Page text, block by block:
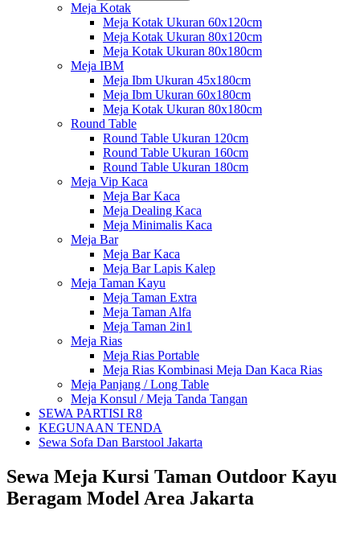
Meja Kotak
Meja Kotak Ukuran 60x120cm
Meja Kotak Ukuran 80x120cm
Meja Kotak Ukuran 80x180cm
Meja IBM
Meja Ibm Ukuran 45x180cm
Meja Ibm Ukuran 60x180cm
Meja Kotak Ukuran 80x180cm
Round Table
Round Table Ukuran 120cm
Round Table Ukuran 160cm
Round Table Ukuran 180cm
Meja Vip Kaca
Meja Bar Kaca
Meja Dealing Kaca
Meja Minimalis Kaca
Meja Bar
Meja Bar Kaca
Meja Bar Lapis Kalep
Meja Taman Kayu
Meja Taman Extra
Meja Taman Alfa
Meja Taman 2in1
Meja Rias
Meja Rias Portable
Meja Rias Kombinasi Meja Dan Kaca Rias
Meja Panjang / Long Table
Meja Konsul / Meja Tanda Tangan
SEWA PARTISI R8
KEGUNAAN TENDA
Sewa Sofa Dan Barstool Jakarta
Sewa Meja Kursi Taman Outdoor Kayu
Beragam Model Area Jakarta